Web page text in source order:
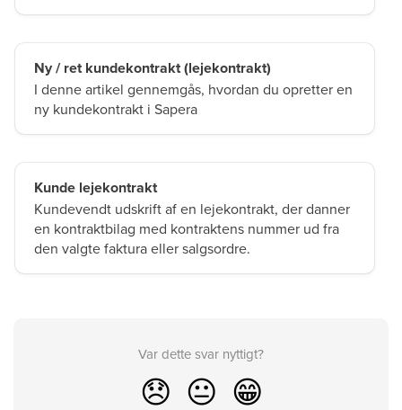
Ny / ret kundekontrakt (lejekontrakt)
I denne artikel gennemgås, hvordan du opretter en
ny kundekontrakt i Sapera
Kunde lejekontrakt
Kundevendt udskrift af en lejekontrakt, der danner
en kontraktbilag med kontraktens nummer ud fra
den valgte faktura eller salgsordre.
Var dette svar nyttigt?
😞 😐 😁